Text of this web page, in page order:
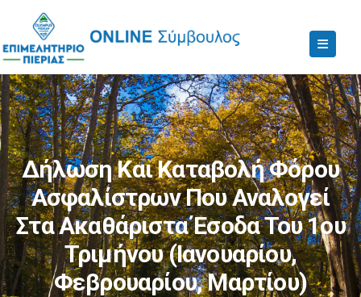
Δήλωση Και Καταβολή Φόρου
Ασφαλίστρων Που Αναλογεί
Στα Ακαθάριστα Έσοδα Του 1ου
Τριμήνου (Ιανουαρίου,
Φεβρουαρίου, Μαρτίου)